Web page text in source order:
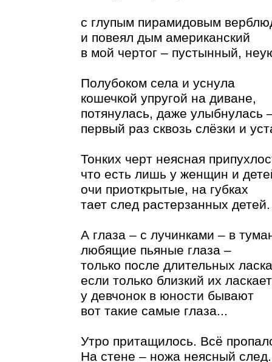
с глупым пирамидовым
и повеял дым американский
в мой чертог – пустынный,
Полубоком села и уснула
кошечкой упругой на диване,
потянулась, даже улыбнулась
первый раз сквозь слёзки и
Тонких черт неясная
что есть лишь у женщин и
очи приоткрытые, на губках
тает след растерзанных детей.
А глаза – с лучинками – в
любящие пьяные глаза –
только после длительных
если только близкий их
у девчонок в юности бывают
вот такие самые глаза...
Утро притащилось. Всё
На стене – ножа неясный след.